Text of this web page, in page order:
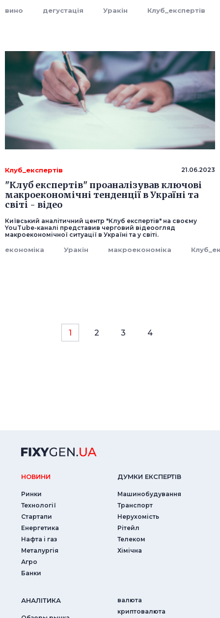
вино дегустація Уракін Клуб_експертів
Клуб_експертів 21.06.2023
"Клуб експертів" проаналізував ключові
макроекономічні тенденції в Україні та
світі - відео
Київський аналітичний центр "Клуб експертів" на своєму
YouTube-каналі представив черговий відеоогляд
макроекономічної ситуації в Україні та у світі.
економіка Уракін макроекономіка
1 2 3 4
НОВИНИ
Ринки
Технології
Стартапи
Енергетика
Нафта і газ
Металургія
Агро
Банки
ДУМКИ ЕКСПЕРТIВ
Машинобудування
Транспорт
Нерухомість
Рітейл
Телеком
Хімічна
АНАЛIТИКА
валюта
криптовалюта